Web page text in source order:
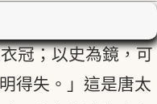
冠；以史為鏡，可
得失。」這是唐太